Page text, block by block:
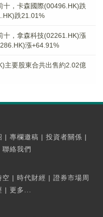
十，卡森國際(00496.HK)跌
跌21.01%
十，拿森科技(02261.HK)漲
漲+64.91%
主要股東合共出售約2.02億
| 專欄邀稿 | 投資者關係 |
聯絡我們
空 | 時代財經 | 證券市場周
| 更多...